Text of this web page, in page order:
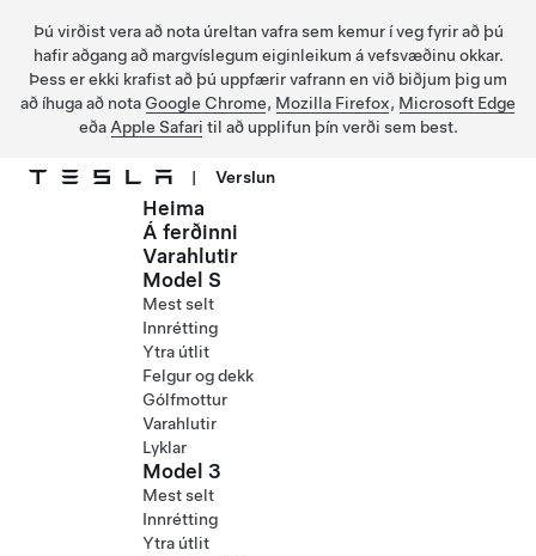
Þú virðist vera að nota úreltan vafra sem kemur í veg fyrir að þú
hafir aðgang að margvíslegum eiginleikum á vefsvæðinu okkar.
Þess er ekki krafist að þú uppfærir vafrann en við biðjum þig um
að íhuga að nota Google Chrome, Mozilla Firefox, Microsoft Edge
eða Apple Safari til að upplifun þín verði sem best.
| Verslun
Heima
Á ferðinni
Varahlutir
Model S
Mest selt
Innrétting
Ytra útlit
Felgur og dekk
Gólfmottur
Varahlutir
Lyklar
Model 3
Mest selt
Innrétting
Ytra útlit